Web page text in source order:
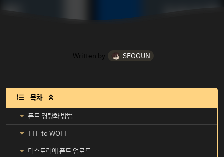
Written by SEOGUN
목차 
폰트 경량화 방법
TTF to WOFF
티스토리에 폰트 업로드